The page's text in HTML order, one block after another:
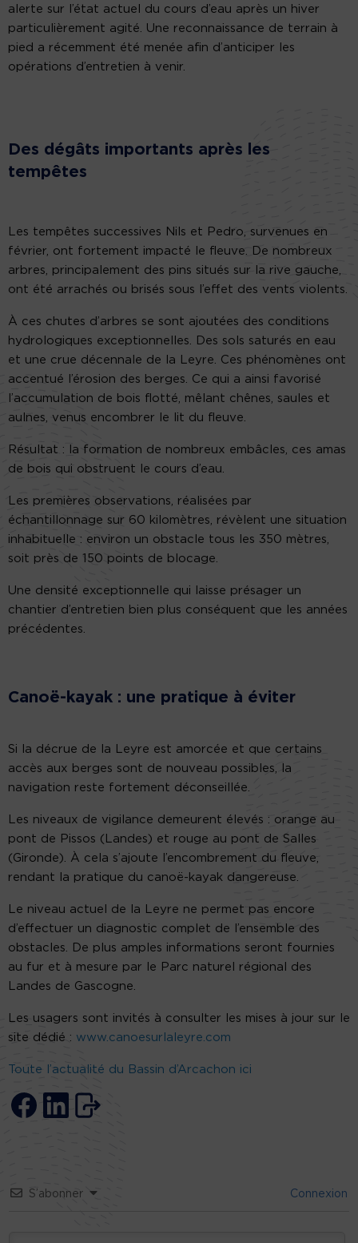
alerte sur l’état actuel du cours d’eau après un hiver
particulièrement agité. Une reconnaissance de terrain à
pied a récemment été menée afin d’anticiper les
opérations d’entretien à venir.
Des dégâts importants après les
tempêtes
Les tempêtes successives Nils et Pedro, survenues en
février, ont fortement impacté le fleuve. De nombreux
arbres, principalement des pins situés sur la rive gauche,
ont été arrachés ou brisés sous l’effet des vents violents.
À ces chutes d’arbres se sont ajoutées des conditions
hydrologiques exceptionnelles. Des sols saturés en eau
et une crue décennale de la Leyre. Ces phénomènes ont
accentué l’érosion des berges. Ce qui a ainsi favorisé
l’accumulation de bois flotté, mêlant chênes, saules et
aulnes, venus encombrer le lit du fleuve.
Résultat : la formation de nombreux embâcles, ces amas
de bois qui obstruent le cours d’eau.
Les premières observations, réalisées par
échantillonnage sur 60 kilomètres, révèlent une situation
inhabituelle : environ un obstacle tous les 350 mètres,
soit près de 150 points de blocage.
Une densité exceptionnelle qui laisse présager un
chantier d’entretien bien plus conséquent que les années
précédentes.
Canoë-kayak : une pratique à éviter
Si la décrue de la Leyre est amorcée et que certains
accès aux berges sont de nouveau possibles, la
navigation reste fortement déconseillée.
Les niveaux de vigilance demeurent élevés : orange au
pont de Pissos (Landes) et rouge au pont de Salles
(Gironde). À cela s’ajoute l’encombrement du fleuve,
rendant la pratique du canoë-kayak dangereuse.
Le niveau actuel de la Leyre ne permet pas encore
d’effectuer un diagnostic complet de l’ensemble des
obstacles. De plus amples informations seront fournies
au fur et à mesure par le Parc naturel régional des
Landes de Gascogne.
Les usagers sont invités à consulter les mises à jour sur le
site dédié : www.canoesurlaleyre.com
Toute l’actualité du Bassin d’Arcachon ici
S’abonner Connexion